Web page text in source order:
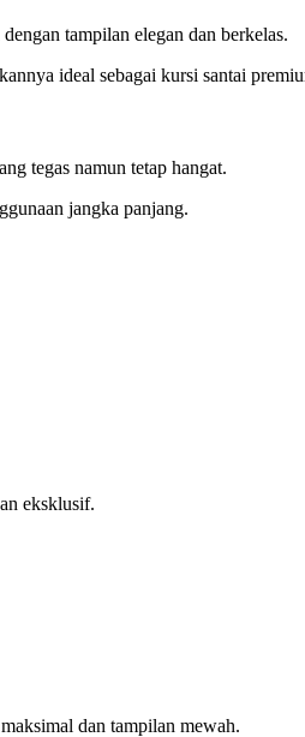
tampilan elegan dan berkelas.
ideal sebagai kursi santai
tegas namun tetap hangat.
jangka panjang.
eksklusif.
dan tampilan mewah.